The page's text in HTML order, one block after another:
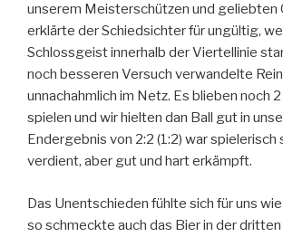
unserem Meisterschützen und geliebten
erklärte der Schiedsichter für ungültig,
Schlossgeist innerhalb der Viertellinie
noch besseren Versuch verwandelte
unnachahmlich im Netz. Es blieben noch
spielen und wir hielten dan Ball gut in
Endergebnis von 2:2 (1:2) war spielerisch
verdient, aber gut und hart erkämpft.
Das Unentschieden fühlte sich für uns
so schmeckte auch das Bier in der